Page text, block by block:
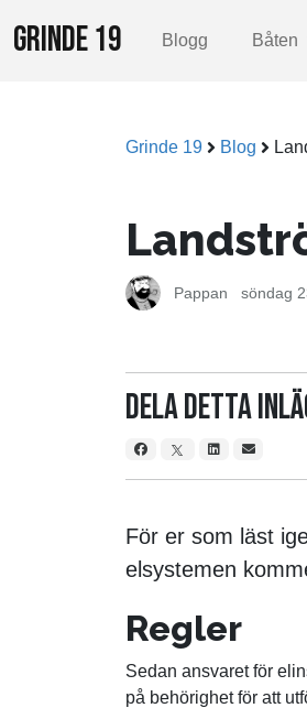
GRINDE 19 Blogg Båten
Grinde 19 Blog
Pappan söndag
Dela detta
För er som läst
elsystemen
Regler
Sedan ansvaret för
på behörighet för att